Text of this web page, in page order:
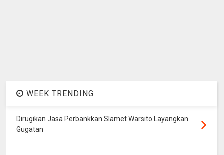
WEEK TRENDING
Dirugikan Jasa Perbankkan Slamet Warsito Layangkan
Gugatan